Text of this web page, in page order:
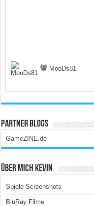
MooDs81
Partner Blogs
GameZINE.de
Über Mich Kevin
Spiele Screenshots
BluRay Filme